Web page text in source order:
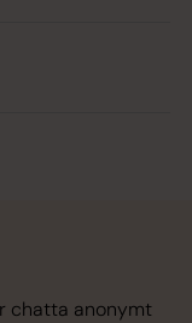
chatta anonymt